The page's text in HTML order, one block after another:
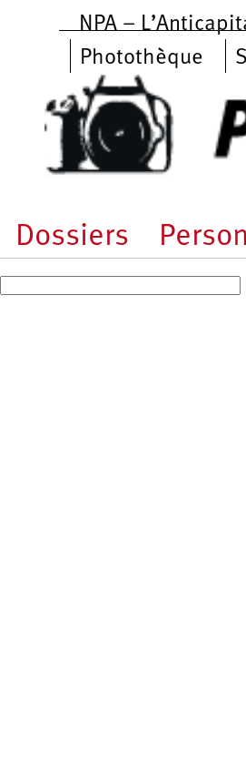
Aller au contenu principal
NPA –
Photothèque
Dossiers